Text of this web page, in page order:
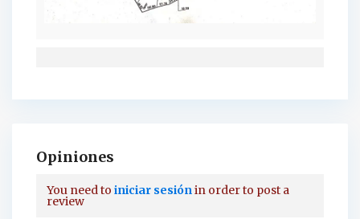
Opiniones
You need to iniciar sesiónin order to post a
review